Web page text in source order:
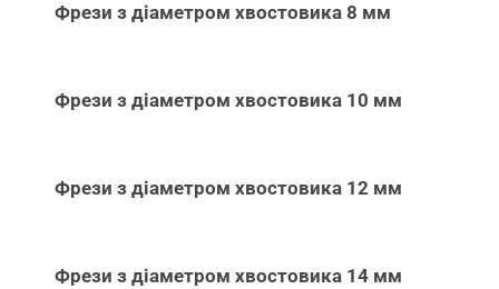
Фрези з діаметром хвостовика 8 мм
Фрези з діаметром хвостовика 10 мм
Фрези з діаметром хвостовика 12 мм
Фрези з діаметром хвостовика 14 мм